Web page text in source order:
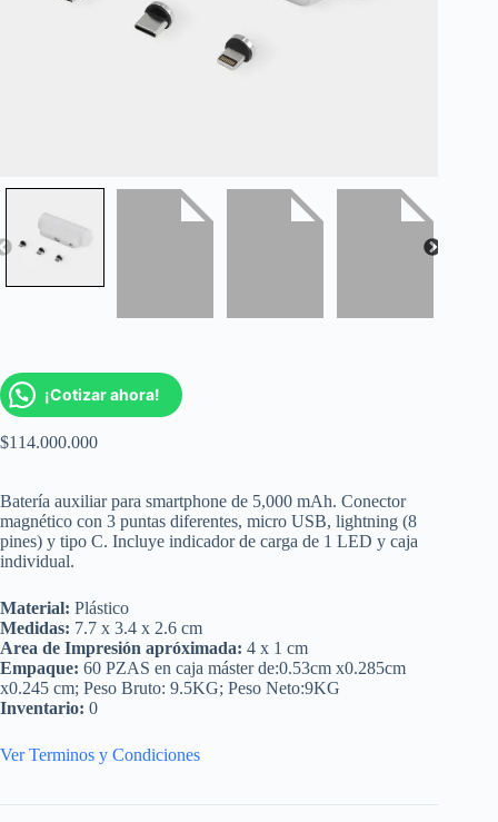
¡Cotizar ahora!
$114.000.000
Batería auxiliar para smartphone de 5,000 mAh. Conector
magnético con 3 puntas diferentes, micro USB, lightning (8
pines) y tipo C. Incluye indicador de carga de 1 LED y caja
individual.
Material: Plástico
Medidas: 7.7 x 3.4 x 2.6 cm
Area de Impresión apróximada: 4 x 1 cm
Empaque: 60 PZAS en caja máster de:0.53cm x0.285cm
x0.245 cm; Peso Bruto: 9.5KG; Peso Neto:9KG
Inventario: 0
Ver Terminos y Condiciones